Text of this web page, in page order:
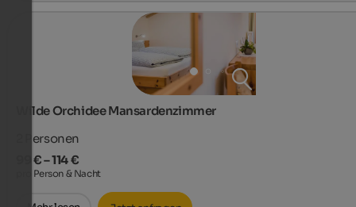
Wilde Orchidee Mansardenzimmer
Personen
99 € – 114 €
pro Person & Nacht